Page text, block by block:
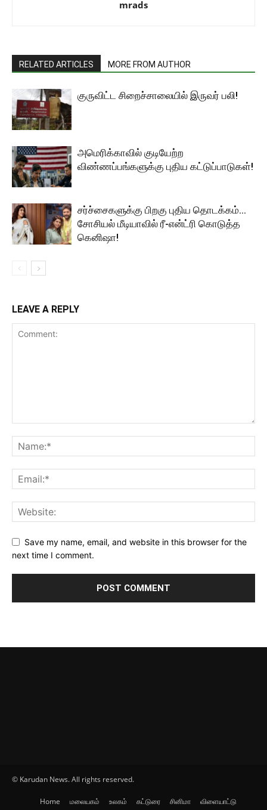
mrads
RELATED ARTICLES MORE FROM AUTHOR
குருவிட்ட சிறைச்சாலையில் இருவர் பலி!
அமெரிக்காவில் குடியேற்ற
விண்ணப்பங்களுக்கு புதிய கட்டுப்பாடுகள்!
சர்ச்சைகளுக்கு பிறகு புதிய தொடக்கம்…
சோசியல் மீடியாவில் ரீ-என்ட்ரி கொடுத்த
கெனிஷா!
LEAVE A REPLY
Save my name, email, and website in this browser for the
next time I comment.
© Karudan News. All rights reserved.
Home மலையகம் உலகம் கட்டுரை சினிமா விளையாட்டு